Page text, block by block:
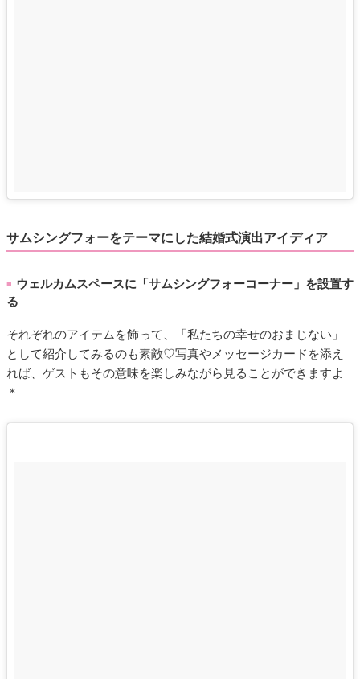
サムシングフォーをテーマにした結婚式演出アイディア
■ ウェルカムスペースに「サムシングフォーコーナー」を設置す
る
それぞれのアイテムを飾って、「私たちの幸せのおまじない」
として紹介してみるのも素敵♡写真やメッセージカードを添え
れば、ゲストもその意味を楽しみながら見ることができますよ
＊